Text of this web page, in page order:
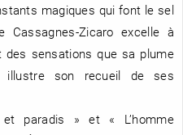
magiques qui font le sel
Cassagnes-Zicaro excelle à
sensations que sa plume
illustre son recueil de ses
paradis » et « L’homme